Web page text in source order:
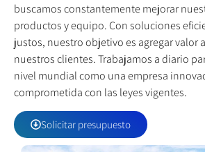
buscamos constantemente mejorar
productos y equipo. Con soluciones
justos, nuestro objetivo es agregar valor
nuestros clientes. Trabajamos a diario
nivel mundial como una empresa
comprometida con las leyes vigentes.
Solicitar presupuesto